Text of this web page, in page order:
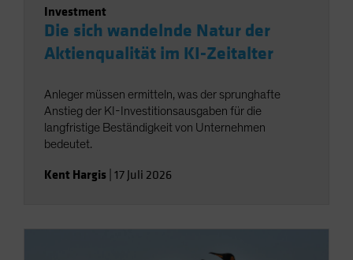
Investment
Die sich wandelnde Natur der
Aktienqualität im KI-Zeitalter
Anleger müssen ermitteln, was der sprunghafte
Anstieg der KI-Investitionsausgaben für die
langfristige Beständigkeit von Unternehmen
bedeutet.
Kent Hargis 17 Juli 2026